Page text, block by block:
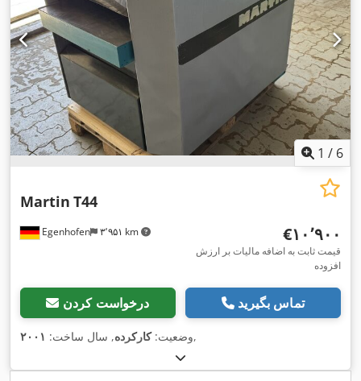
1 / 6
Egenhofen ۳٬۹۵۱ km
Martin T44
‎€۱۰٬۹۰۰
قیمت ثابت به اضافه مالیات بر ارزش
افزوده
درخواست کردن تماس بگیرید
وضعیت:کارکرده, سال ساخت: ۲۰۰۱ ,